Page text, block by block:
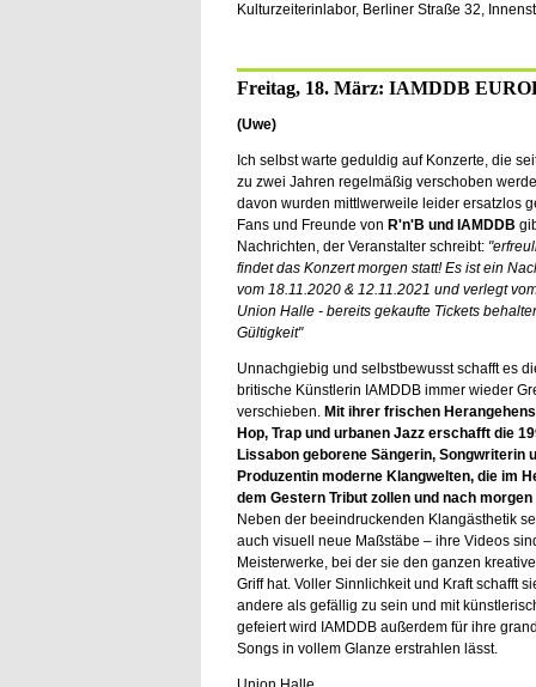
Kulturzeiterinlabor, Berliner Straße 32,
Freitag, 18. März: IAMDDB
(Uwe)
Ich selbst warte geduldig auf Konzerte, die
zu zwei Jahren regelmäßig verschoben
davon wurden mittlwerweile leider ersatzlos
Fans und Freunde von R'n'B und IAMDDB
Nachrichten, der Veranstalter schreibt:
findet das Konzert morgen statt! Es ist ein
vom 18.11.2020 & 12.11.2021 und verlegt
Union Halle - bereits gekaufte Tickets
Gültigkeit"
Unnachgiebig und selbstbewusst schafft es
britische Künstlerin IAMDDB immer wieder
verschieben. Mit ihrer frischen
Hop, Trap und urbanen Jazz erschafft die
Lissabon geborene Sängerin, Songwriterin
Produzentin moderne Klangwelten, die im
dem Gestern Tribut zollen und nach morgen
Neben der beeindruckenden Klangästhetik
auch visuell neue Maßstäbe – ihre Videos
Meisterwerke, bei der sie den ganzen
Griff hat. Voller Sinnlichkeit und Kraft schafft
andere als gefällig zu sein und mit
gefeiert wird IAMDDB außerdem für ihre
Songs in vollem Glanze erstrahlen lässt.